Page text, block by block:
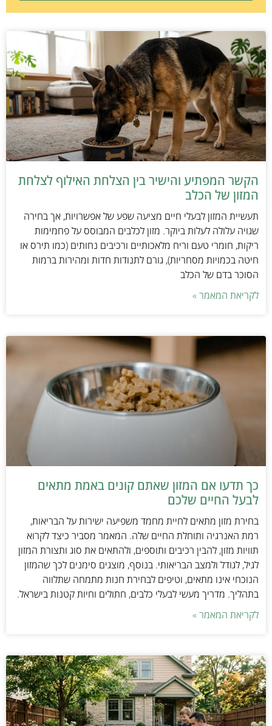
הקשר המפתיע והישיר בין הצלחת האילוף לצלחת
המזון של הכלב
תעשיית המזון לבעלי חיים מציעה שפע של אפשרויות, אך בחירה
שגויה עלולה לעלות ביוקר. מזון לכלבים המבוסס על פחמימות
ריקות, חומרי טעם וריח מלאכותיים ורכיבים נחותים (כמו תירס או
חיטה בכמויות מסחריות), גורם לתנודות חדות ומהירות ברמות
הסוכר בדם של הכלב
לקריאת המאמר »
כך תדעו אם המזון שאתם קונים באמת מתאים
לבעל החיים שלכם
בחירת מזון מתאים לחיית מחמד משפיעה ישירות על הבריאות,
רמת האנרגיה ותוחלת החיים שלה. המאמר מסביר כיצד לקרוא
תוויות מזון, להבין רכיבים ותוספים, ולהתאים את סוג ותצורת המזון
לגיל, לגודל ולמצב הבריאותי. בנוסף, מוצגים סימנים לכך שהמזון
הנוכחי אינו מתאים, וטיפים לבחירת חנות מתמחה שתלווה
בתהליך. מדריך מעשי לבעלי כלבים, חתולים וחיות קטנות בישראל.
לקריאת המאמר »